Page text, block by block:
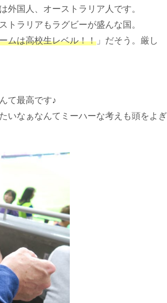
外国人、オーストラリア人です。
トラリアもラグビーが盛んな国。
ムは高校生レベル！！ 」だそう。厳し
て最高です♪
いなぁなんてミーハーな考えも頭をよぎ